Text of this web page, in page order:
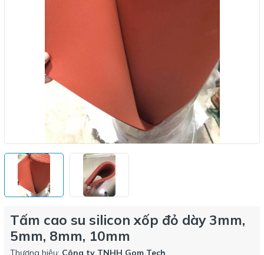
Tấm cao su silicon xốp đỏ dày 3mm,
5mm, 8mm, 10mm
Thương hiệu: Công ty TNHH Gom Tech